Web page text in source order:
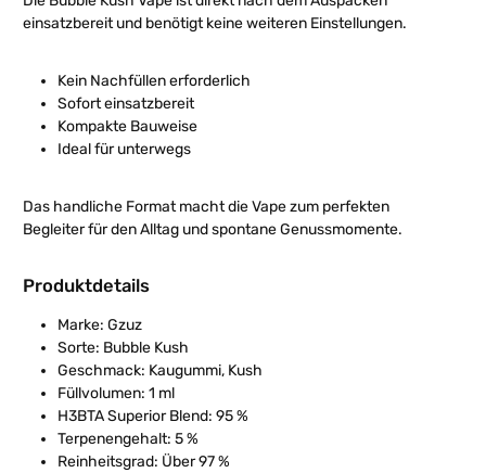
einsatzbereit und benötigt keine weiteren Einstellungen.
Kein Nachfüllen erforderlich
Sofort einsatzbereit
Kompakte Bauweise
Ideal für unterwegs
Das handliche Format macht die Vape zum perfekten
Begleiter für den Alltag und spontane Genussmomente.
Produktdetails
Marke: Gzuz
Sorte: Bubble Kush
Geschmack: Kaugummi, Kush
Füllvolumen: 1 ml
H3BTA Superior Blend: 95 %
Terpenengehalt: 5 %
Reinheitsgrad: Über 97 %